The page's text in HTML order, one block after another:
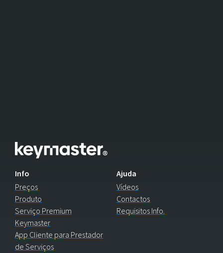
Info
Preços
Produto
Serviço Premium
Keymaster
App Cliente para Prestador
de Serviços
Ajuda
Vídeos
Contactos
Requisitos Info.